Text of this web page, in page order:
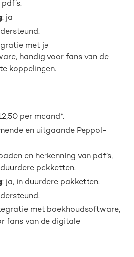
: ja
met je
handig voor fans van de
koppelingen.
per maand*.
en uitgaande Peppol-
en herkenning van pdf’s,
pakketten.
: ja, in duurdere pakketten.
met boekhoudsoftware,
fans van de digitale